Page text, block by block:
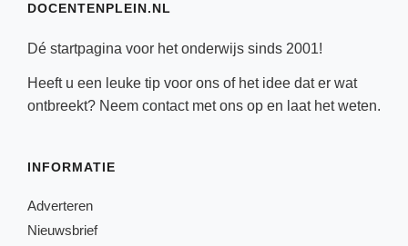
DOCENTENPLEIN.NL
Dé startpagina voor het onderwijs sinds 2001!
Heeft u een leuke tip voor ons of het idee dat er wat
ontbreekt? Neem contactmet ons op en laat het weten.
INFORMATIE
Adverteren
Nieuwsbrief